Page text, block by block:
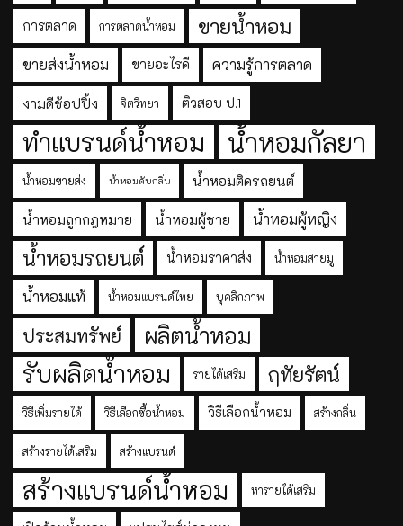
การตลาด การตลาดน้ำหอม ขายน้ำหอม
ขายส่งน้ำหอม ขายอะไรดี ความรู้การตลาด
งามดีช้อปปิ้ง จิตวิทยา ติวสอบ ป.1
ทำแบรนด์น้ำหอม น้ำหอมกัลยา
น้ำหอมขายส่ง น้ำหอมดับกลิ่น น้ำหอมติดรถยนต์
น้ำหอมถูกกฎหมาย น้ำหอมผู้ชาย น้ำหอมผู้หญิง
น้ำหอมรถยนต์ น้ำหอมราคาส่ง น้ำหอมสายมู
น้ำหอมแท้ น้ำหอมแบรนด์ไทย บุคลิกภาพ
ประสมทรัพย์ ผลิตน้ำหอม
รับผลิตน้ำหอม รายได้เสริม ฤทัยรัตน์
วิธีเพิ่มรายได้ วิธีเลือกซื้อน้ำหอม วิธีเลือกน้ำหอม สร้างกลิ่น
สร้างรายได้เสริม สร้างแบรนด์
สร้างแบรนด์น้ำหอม หารายได้เสริม